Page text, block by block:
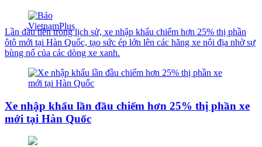
Lần đầu tiên trong lịch sử, xe nhập khẩu chiếm hơn 25% thị phần
ôtô mới tại Hàn Quốc, tạo sức ép lớn lên các hãng xe nội địa nhờ sự
bùng nổ của các dòng xe xanh.
Xe nhập khẩu lần đầu chiếm hơn 25% thị phần xe
mới tại Hàn Quốc